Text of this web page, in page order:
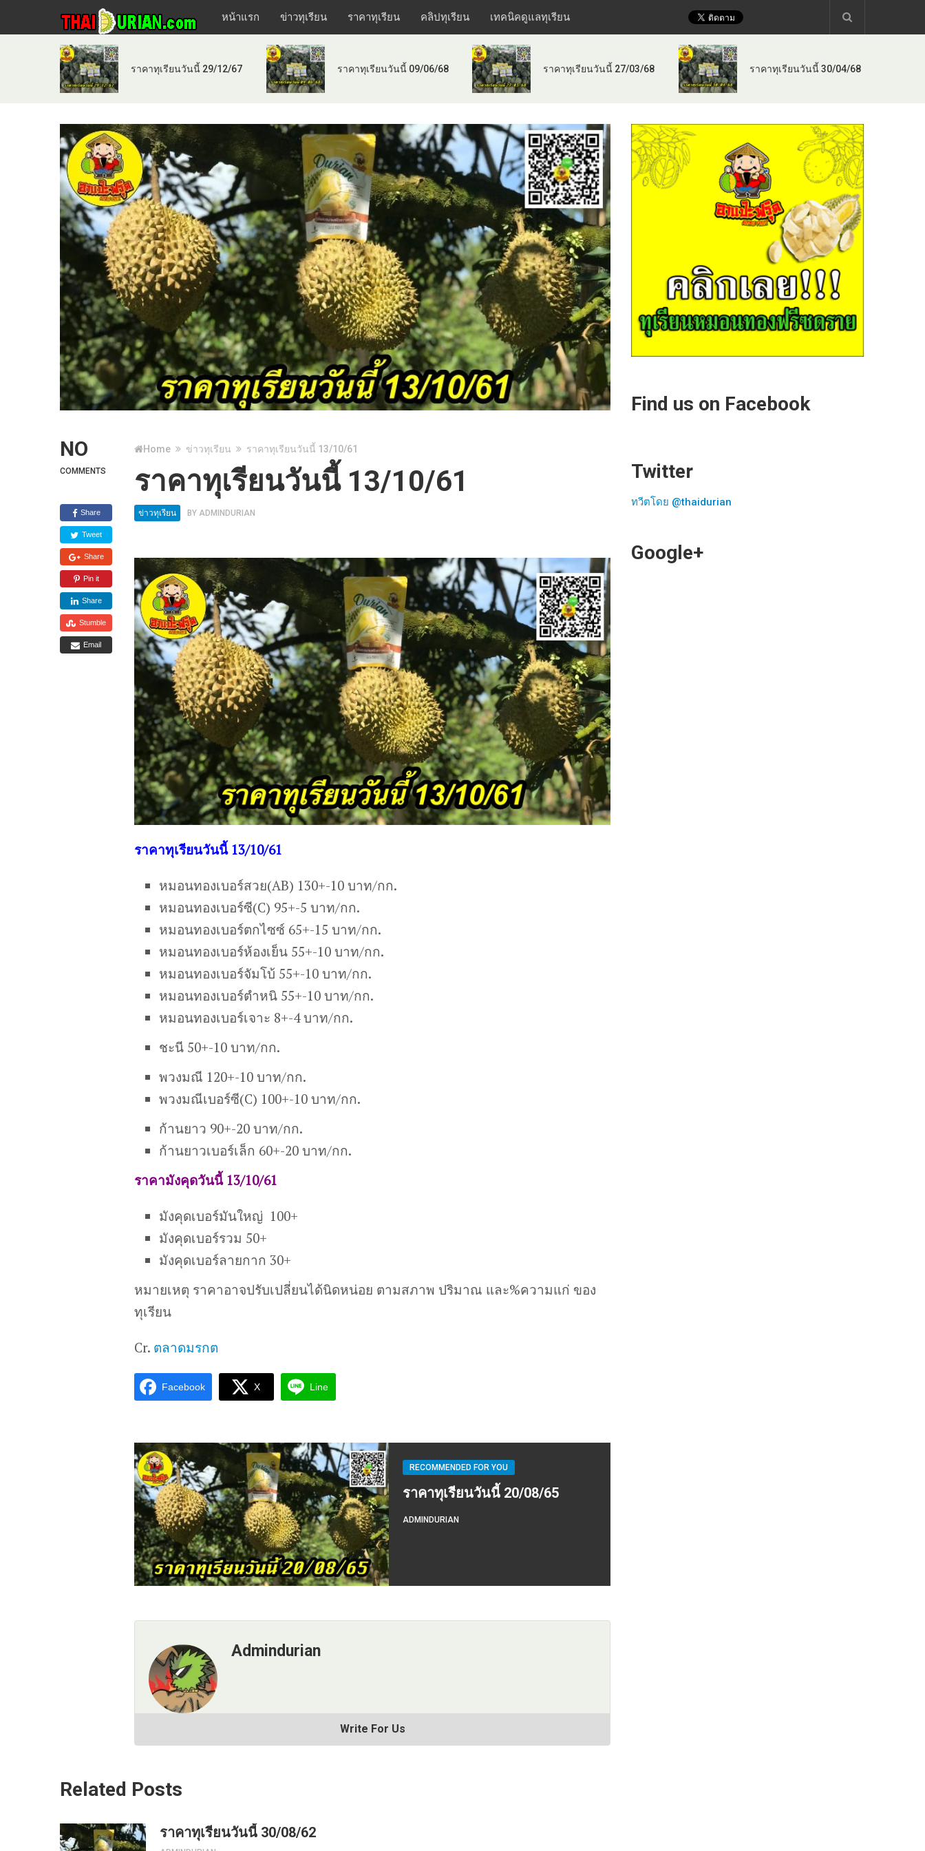
หน้าแรก ข่าวทุเรียน ราคาทุเรียน คลิปทุเรียน เทคนิคดูแลทุเรียน
ราคาทุเรียนวันนี้ 29/12/67 ราคาทุเรียนวันนี้ 09/06/68 ราคาทุเรียนวันนี้ 27/03/68 ราคาทุเรียนวันนี้ 30/04/68
NO
COMMENTS
Share
Tweet
Share
Pin it
Share
Stumble
Email
Home ข่าวทุเรียน ราคาทุเรียนวันนี้ 13/10/61
ราคาทุเรียนวันนี้ 13/10/61
ข่าวทุเรียน BY ADMINDURIAN
ราคาทุเรียนวันนี้ 13/10/61
หมอนทองเบอร์สวย(AB) 130+-10 บาท/กก.
หมอนทองเบอร์ซี(C) 95+-5 บาท/กก.
หมอนทองเบอร์ตกไซซ์ 65+-15 บาท/กก.
หมอนทองเบอร์ห้องเย็น 55+-10 บาท/กก.
หมอนทองเบอร์จัมโบ้ 55+-10 บาท/กก.
หมอนทองเบอร์ตำหนิ 55+-10 บาท/กก.
หมอนทองเบอร์เจาะ 8+-4 บาท/กก.
ชะนี 50+-10 บาท/กก.
พวงมณี 120+-10 บาท/กก.
พวงมณีเบอร์ซี(C) 100+-10 บาท/กก.
ก้านยาว 90+-20 บาท/กก.
ก้านยาวเบอร์เล็ก 60+-20 บาท/กก.
ราคามังคุดวันนี้ 13/10/61
มังคุดเบอร์มันใหญ่ 100+
มังคุดเบอร์รวม 50+
มังคุดเบอร์ลายกาก 30+
หมายเหตุ ราคาอาจปรับเปลี่ยนได้นิดหน่อย ตามสภาพ ปริมาณ และ%ความแก่ ของ
ทุเรียน
Cr. ตลาดมรกต
Facebook X Line
RECOMMENDED FOR YOU
ราคาทุเรียนวันนี้ 20/08/65
ADMINDURIAN
Admindurian
Write For Us
Related Posts
ราคาทุเรียนวันนี้ 30/08/62
Find us on Facebook
Twitter
ทวีตโดย @thaidurian
Google+